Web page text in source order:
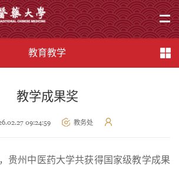
教育教学
教学成果奖
09:24:59 教务处
贵州中医药大学共获得国家级教学成果